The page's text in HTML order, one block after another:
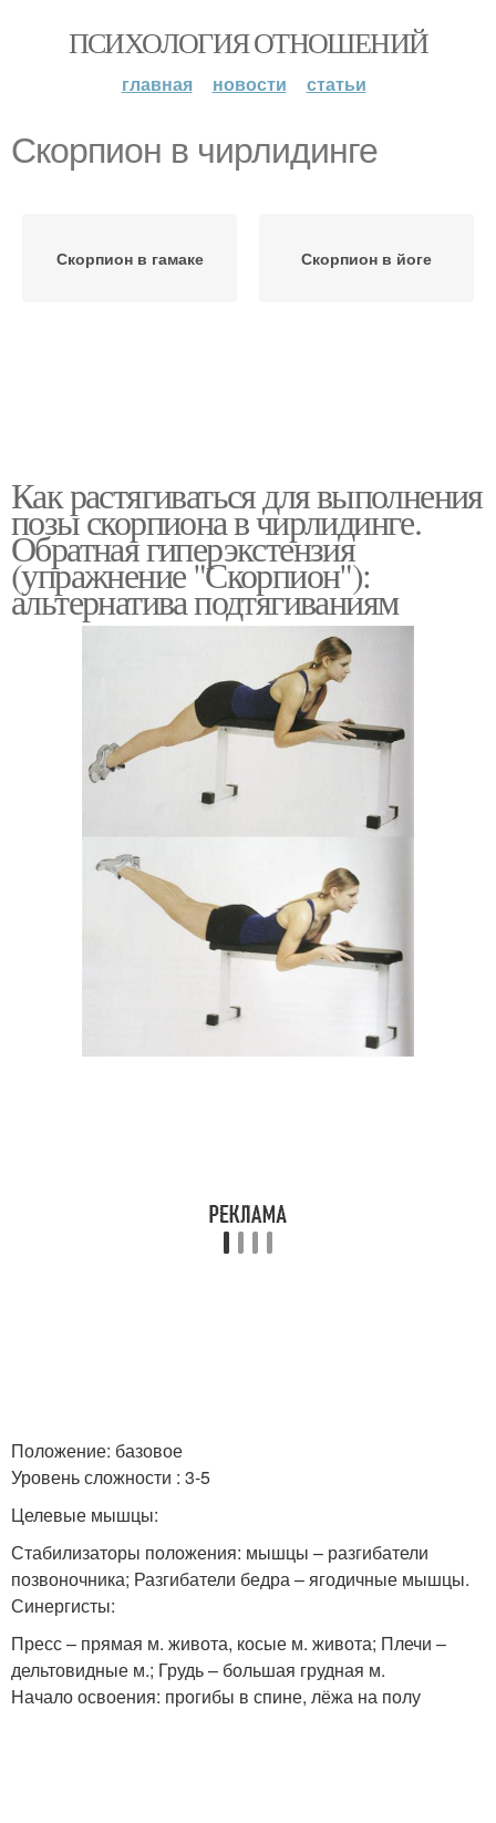
ПСИХОЛОГИЯ ОТНОШЕНИЙ
главная новости статьи
Скорпион в чирлидинге
Скорпион в гамаке Скорпион в йоге
Как растягиваться для выполнения
позы скорпиона в чирлидинге.
Обратная гиперэкстензия
(упражнение "Скорпион"):
альтернатива подтягиваниям
Положение: базовое
Уровень сложности : 3-5
Целевые мышцы:
Стабилизаторы положения: мышцы – разгибатели
позвоночника; Разгибатели бедра – ягодичные мышцы.
Синергисты:
Пресс – прямая м. живота, косые м. живота; Плечи –
дельтовидные м.; Грудь – большая грудная м.
Начало освоения: прогибы в спине, лёжа на полу